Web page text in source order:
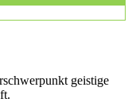
geistige